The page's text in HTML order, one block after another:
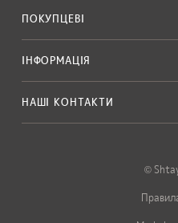
ПОКУПЦЕВІ
ІНФОРМАЦІЯ
НАШІ КОНТАКТИ
©